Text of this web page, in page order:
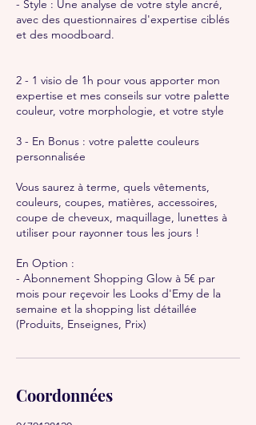
- Style : Une analyse de votre style ancré,
avec des questionnaires d'expertise ciblés
et des moodboard.
2 - 1 visio de 1h pour vous apporter mon
expertise et mes conseils sur votre palette
couleur, votre morphologie, et votre style
3 - En Bonus : votre palette couleurs
personnalisée
Vous saurez à terme, quels vêtements,
couleurs, coupes, matières, accessoires,
coupe de cheveux, maquillage, lunettes à
utiliser pour rayonner tous les jours !
En Option :
- Abonnement Shopping Glow à 5€ par
mois pour reçevoir les Looks d'Emy de la
semaine et la shopping list détaillée
Coordonnées